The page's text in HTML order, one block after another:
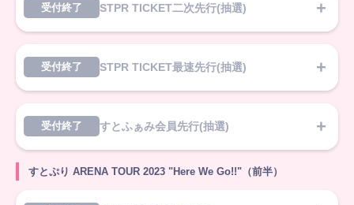
受付終了 STPR TICKET二次先行(抽選)
受付終了 STPR TICKET最速先行(抽選)
受付終了 すとふぁみ会員先行(抽選)
すとぷり ARENA TOUR 2023 "Here We Go!!"（前半）